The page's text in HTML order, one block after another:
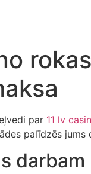
par 11 lv
palīdzēs
darbam